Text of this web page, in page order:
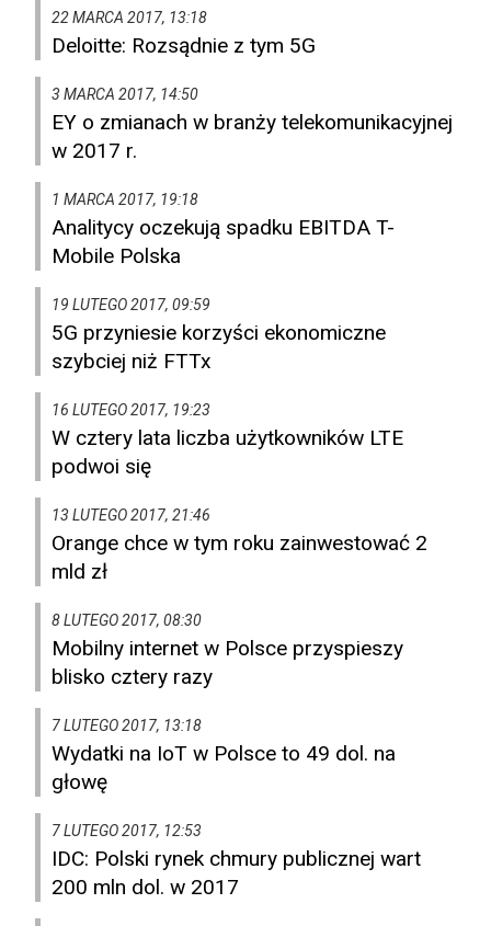
22 MARCA 2017, 13:18
Deloitte: Rozsądnie z tym 5G
3 MARCA 2017, 14:50
EY o zmianach w branży telekomunikacyjnej
w 2017 r.
1 MARCA 2017, 19:18
Analitycy oczekują spadku EBITDA T-
Mobile Polska
19 LUTEGO 2017, 09:59
5G przyniesie korzyści ekonomiczne
szybciej niż FTTx
16 LUTEGO 2017, 19:23
W cztery lata liczba użytkowników LTE
podwoi się
13 LUTEGO 2017, 21:46
Orange chce w tym roku zainwestować 2
mld zł
8 LUTEGO 2017, 08:30
Mobilny internet w Polsce przyspieszy
blisko cztery razy
7 LUTEGO 2017, 13:18
Wydatki na IoT w Polsce to 49 dol. na
głowę
7 LUTEGO 2017, 12:53
IDC: Polski rynek chmury publicznej wart
200 mln dol. w 2017